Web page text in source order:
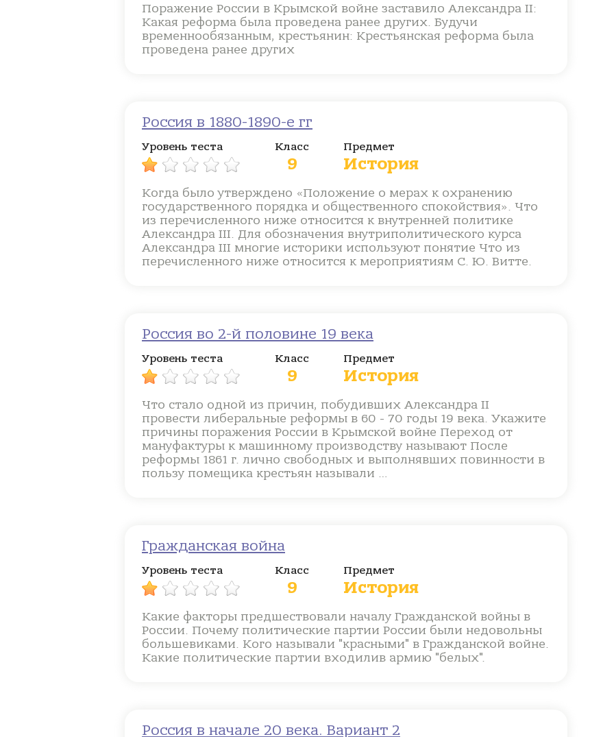
Поражение России в Крымской войне заставило Александра II:
Какая реформа была проведена ранее других. Будучи
временнообязанным, крестьянин: Крестьянская реформа была
проведена ранее других
Россия в 1880-1890-е гг
Уровень теста Класс
9
Предмет
История
Когда было утверждено «Положение о мерах к охранению
государственного порядка и общественного спокойствия». Что
из перечисленного ниже относится к внутренней политике
Александра III. Для обозначения внутриполитического курса
Александра III многие историки используют понятие Что из
перечисленного ниже относится к мероприятиям С. Ю. Витте.
Россия во 2-й половине 19 века
Уровень теста Класс
9
Предмет
История
Что стало одной из причин, побудивших Александра II
провести либеральные реформы в 60 - 70 годы 19 века. Укажите
причины поражения России в Крымской войне Переход от
мануфактуры к машинному производству называют После
реформы 1861 г. лично свободных и выполнявших повинности в
пользу помещика крестьян называли …
Гражданская война
Уровень теста Класс
9
Предмет
История
Какие факторы предшествовали началу Гражданской войны в
России. Почему политические партии России были недовольны
большевиками. Кого называли "красными" в Гражданской войне.
Какие политические партии входилив армию "белых".
Россия в начале 20 века. Вариант 2